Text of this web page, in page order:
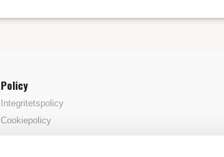
Policy
Integritetspolicy
Cookiepolicy